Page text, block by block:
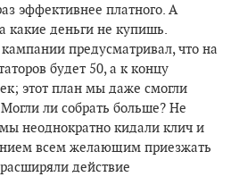
эффективнее платного. А
какие деньги не купишь.
предусматривал, что на
будет 50, а к концу
этот план мы даже смогли
ли собрать больше? Не
неоднократно кидали клич и
всем желающим приезжать
действие